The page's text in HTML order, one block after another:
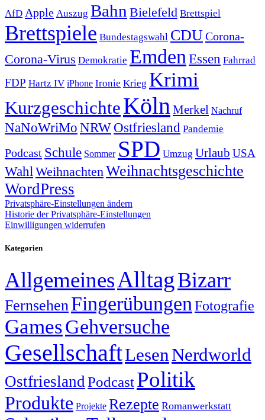
AfD Apple Auszug Bahn Bielefeld Brettspiel
Brettspiele Bundestagswahl CDUCorona-
Corona-Virus Demokratie Emden Essen Fahrrad
FDP Hartz IV iPhone Ironie Krieg Krimi
KurzgeschichteKöln Merkel Nachruf
NaNoWriMo NRWOstfriesland Pandemie
Podcast Schule Sommer SPD Umzug Urlaub USA
Wahl Weihnachten Weihnachtsgeschichte
WordPress
Privatsphäre-Einstellungen ändern
Historie der Privatsphäre-Einstellungen
Einwilligungen widerrufen
Kategorien
AllgemeinesAlltagBizarr
FernsehenFingerübungen Fotografie
GamesGehversuche
GesellschaftLesenNerdworld
OstfrieslandPodcastPolitik
Produkte Projekte Rezepte Romanwerkstatt